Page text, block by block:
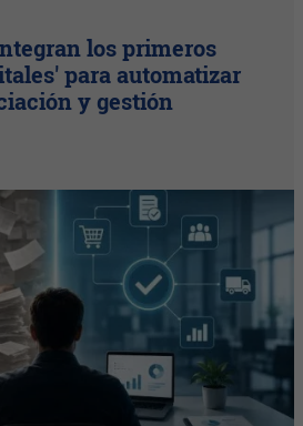
los primeros
para automatizar
y gestión